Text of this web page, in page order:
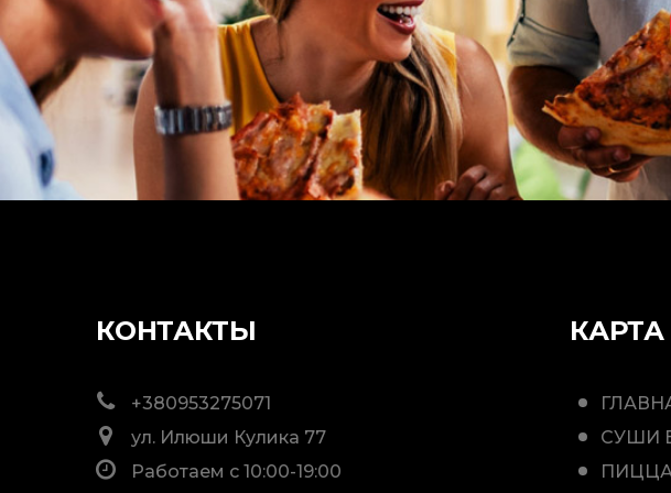
КОНТАКТЫ
+380953275071
ул. Илюши Кулика 77
Работаем с 10:00-19:00
СУШИ